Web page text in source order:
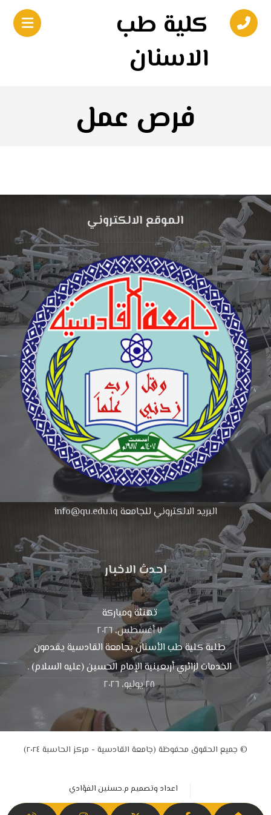
كلية طب
الاسنان
فرص عمل
الموقع الالكتروني
البريد الالكتروني للجامعة info@qu.edu.iq
احدث الاخبار
تهنئة ومباركة
٧ أغسطس، ٢٠٢٦
طلبة كلية طب الأسنان بجامعة القادسية يقدمون
الخدمات لزائري أربعينية الإمام الحسين (عليه السلام) .
٢٨ يوليو، ٢٠٢٦
© جميع الحقوق محفوظة (جامعة القادسية - مركز الحاسبة ٢٠٢٤)
اعداد وتصميم م.حسنين الفؤادي